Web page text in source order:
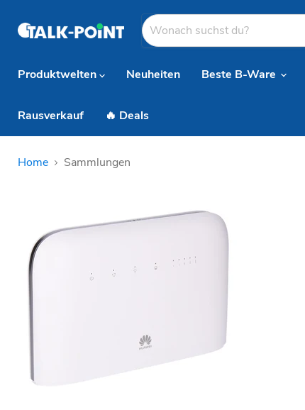
Produktwelten
Neuheiten Beste B-Ware
Rausverkauf 🔥 Deals
Home Sammlungen